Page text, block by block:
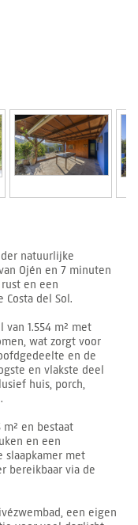
natuurlijke
Ojén en 7 minuten
en een
del Sol.
1.554 m² met
wat zorgt voor
en de
en vlakste deel
huis, porch,
en bestaat
en een
slaapkamer met
bereikbaar via de
een eigen